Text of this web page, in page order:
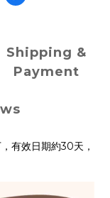
Shipping &
Payment
有效日期約30天，